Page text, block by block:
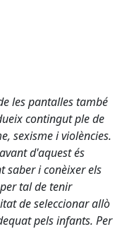
les pantalles també
contingut ple de
sexisme i violències.
d'aquest és
saber i conèixer els
tal de tenir
de seleccionar allò
pels infants. Per